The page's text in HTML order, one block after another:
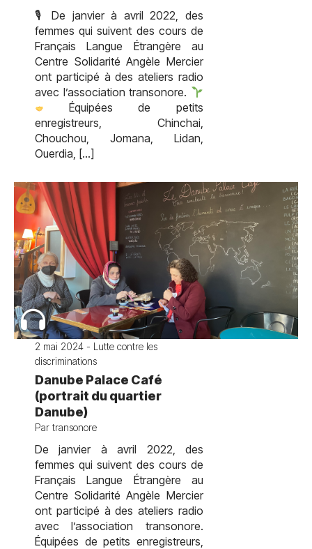
🎙 De janvier à avril 2022, des
femmes qui suivent des cours de
Français Langue Étrangère au
Centre Solidarité Angèle Mercier
ont participé à des ateliers radio
avec l’association transonore.
Équipées de petits
enregistreurs, Chinchai,
Chouchou, Jomana, Lidan,
Ouerdia, […]
2 mai 2024 - Lutte contre les
discriminations
Danube Palace Café
(portrait du quartier
Danube)
Par transonore
De janvier à avril 2022, des
femmes qui suivent des cours de
Français Langue Étrangère au
Centre Solidarité Angèle Mercier
ont participé à des ateliers radio
avec l’association transonore.
Équipées de petits enregistreurs,